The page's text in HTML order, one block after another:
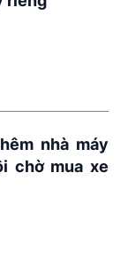
nhà máy
chờ mua xe